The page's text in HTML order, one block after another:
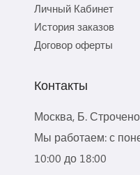
Личный Кабинет
История заказов
Договор оферты
Контакты
Москва, Б.
Мы работаем: с
10:00 до 18:00